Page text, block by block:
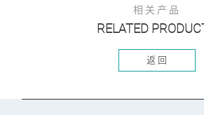
相关产品
RELATED
返 回